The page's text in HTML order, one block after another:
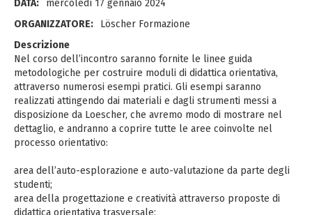
DATA:
mercoledì 17 gennaio 2024
ORGANIZZATORE:
Löscher Formazione
Descrizione
Nel corso dell’incontro saranno fornite le linee guida
metodologiche per costruire moduli di didattica orientativa,
attraverso numerosi esempi pratici. Gli esempi saranno
realizzati attingendo dai materiali e dagli strumenti messi a
disposizione da Loescher, che avremo modo di mostrare nel
dettaglio, e andranno a coprire tutte le aree coinvolte nel
processo orientativo:
area dell’auto-esplorazione e auto-valutazione da parte degli
studenti;
area della progettazione e creatività attraverso proposte di
didattica orientativa trasversale;